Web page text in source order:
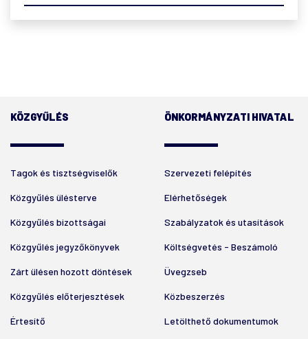
KÖZGYŰLÉS
Tagok és tisztségviselők
Közgyűlés ülésterve
Közgyűlés bizottságai
Közgyűlés jegyzőkönyvek
Zárt ülésen hozott döntések
Közgyűlés előterjesztések
Értesítő
ÖNKORMÁNYZATI HIVATAL
Szervezeti felépítés
Elérhetőségek
Szabályzatok és utasítások
Költségvetés - Beszámoló
Üvegzseb
Közbeszerzés
Letölthető dokumentumok